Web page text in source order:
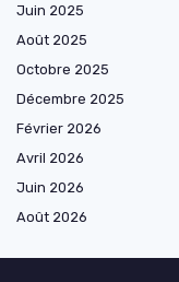
Juin 2025
Août 2025
Octobre 2025
Décembre 2025
Février 2026
Avril 2026
Juin 2026
Août 2026